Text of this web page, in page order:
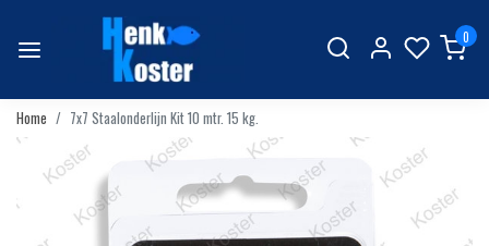
0
Home 7x7 Staalonderlijn Kit 10 mtr. 15 kg.